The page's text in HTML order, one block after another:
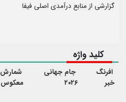
گزارشی از منابع درآمدی اصلی فیفا
کلید واژه
افرنگ
خبر
جام جهانی
۲۰۲۶
شمارش
معکوس